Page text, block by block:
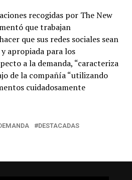
recogidas por The New
que trabajan
que sus redes sociales sean
apropiada para los
a la demanda, “caracteriza
de la compañía “utilizando
cuidadosamente
DESTACADAS